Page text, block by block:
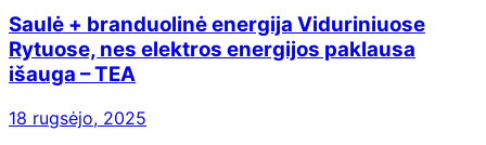
Saulė + branduolinė energija Viduriniuose
Rytuose, nes elektros energijos paklausa
išauga – TEA
18 rugsėjo, 2025